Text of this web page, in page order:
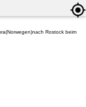
Rostock beim